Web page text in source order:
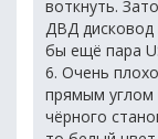
воткнуть.
ДВД дисковод
бы ещё пара
6. Очень
прямым углом
чёрного